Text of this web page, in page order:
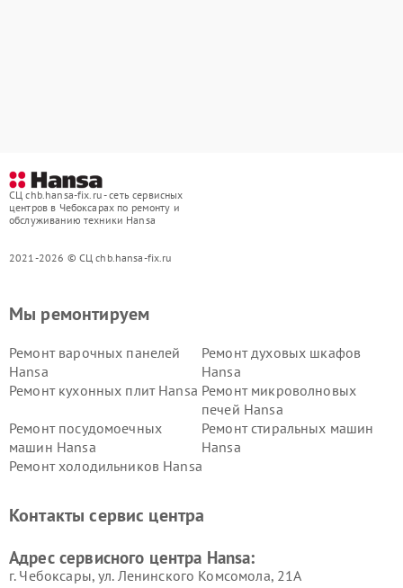
СЦ chb.hansa-fix.ru - сеть сервисных
центров в Чебоксарах по ремонту и
обслуживанию техники Hansa
2021-2026 © СЦ chb.hansa-fix.ru
Мы ремонтируем
Ремонт варочных панелей
Hansa
Ремонт духовых шкафов
Hansa
Ремонт кухонных плит Hansa Ремонт микроволновых
печей Hansa
Ремонт посудомоечных
машин Hansa
Ремонт стиральных машин
Hansa
Ремонт холодильников Hansa
Контакты сервис центра
Адрес сервисного центра Hansa:
г. Чебоксары, ул. Ленинского Комсомола, 21А